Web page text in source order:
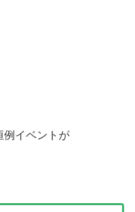
例イベントが